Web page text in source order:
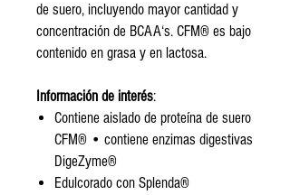
de suero, incluyendo mayor cantidad y
concentración de BCAA‘s. CFM® es bajo
contenido en grasa y en lactosa.
Información de interés:
Contiene aislado de proteína de suero
CFM® • contiene enzimas digestivas
DigeZyme®
Edulcorado con Splenda®